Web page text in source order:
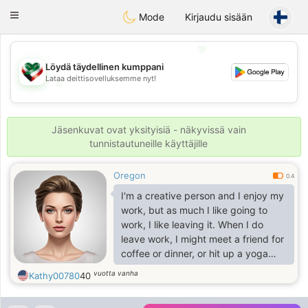
Kuwait Chat
Toggle
Mode Kirjaudu sisään
💖
💕
💕
Löydä täydellinen kumppani
Lataa deittisovelluksemme nyt!
Jäsenkuvat ovat yksityisiä - näkyvissä vain
tunnistautuneille käyttäjille
Oregon 0.4
I'm a creative person and I enjoy my
work, but as much I like going to
work, I like leaving it. When I do
leave work, I might meet a friend for
coffee or dinner, or hit up a yoga
class (not happy hour). I have an
opinion about many things and am
strong enough to voice them, but at
Kathy0078040 vuotta vanha